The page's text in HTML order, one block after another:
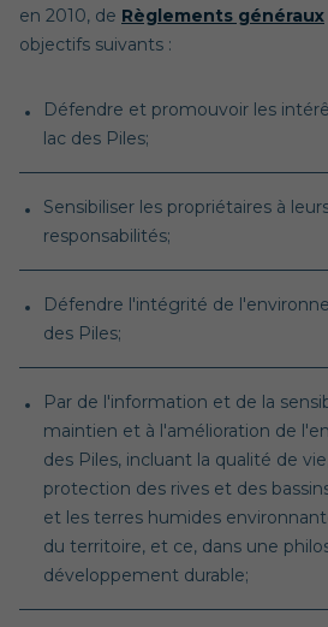
en 2010, de Règlements généraux
objectifs suivants :
Défendre et promouvoir les
lac des Piles;
Sensibiliser les propriétaires à
responsabilités;
Défendre l'intégrité de
des Piles;
Par de l'information et de la
maintien et à l'amélioration de
des Piles, incluant la qualité de
protection des rives et des
et les terres humides
du territoire, et ce, dans une
développement durable;